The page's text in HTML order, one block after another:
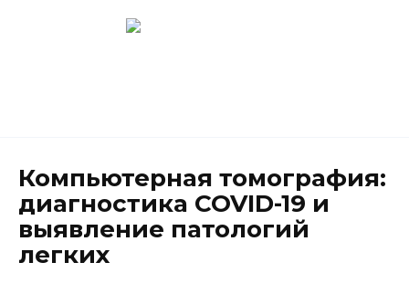
Компьютерная томография:
диагностика COVID-19 и
выявление патологий
легких